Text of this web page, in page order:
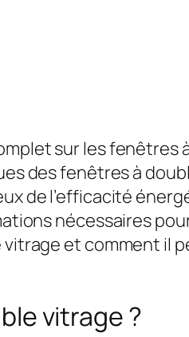
sur les fenêtres
des fenêtres à
de l’efficacité
nécessaires
et comment il
vitrage ?